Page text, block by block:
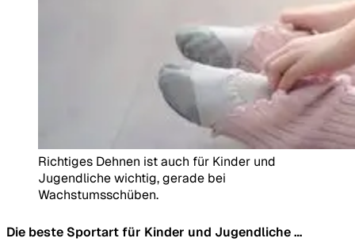
Richtiges Dehnen ist auch für Kinder und
Jugendliche wichtig, gerade bei
Wachstumsschüben.
Die beste Sportart für Kinder und Jugendliche …